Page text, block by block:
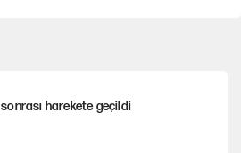
sonrası harekete geçildi